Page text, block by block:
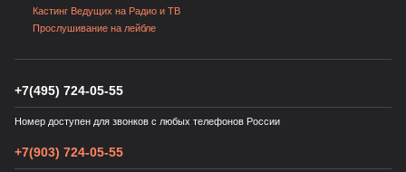
Кастинг Ведущих на Радио и ТВ
Прослушивание на лейбле
+7(495) 724-05-55
Номер доступен для звонков с любых телефонов России
+7(903) 724-05-55